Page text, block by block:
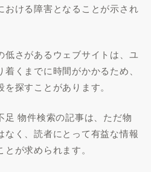
おける障害となることが示され
低さがあるウェブサイトは、ユ
くまでに時間がかかるため、
探すことがあります。
足 物件検索の記事は、ただ物
なく、読者にとって有益な情報
が求められます。